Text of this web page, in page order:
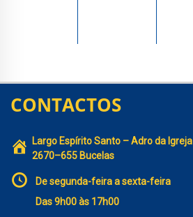
CONTACTOS
Largo Espírito Santo – Adro da Igreja
2670–655 Bucelas
De segunda-feira a sexta-feira
Das 9h00 às 17h00